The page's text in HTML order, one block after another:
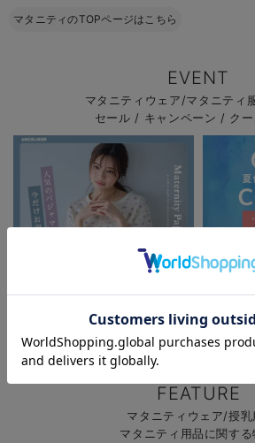
マタニティのTOPページはこちら
EVENT
マタニティウェア/マタニティ
セール / キャンペーン / クー
夏休み
OFF
FEATURE
マタニティウェア/授
マタニティ用品に関する
お気に入り商品を確認